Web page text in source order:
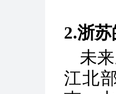
2.浙
未
江北